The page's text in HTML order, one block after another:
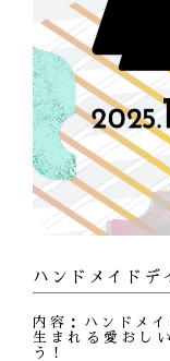
ハンドメイドデ
内容：
ハンドメ
生まれる愛おし
う！